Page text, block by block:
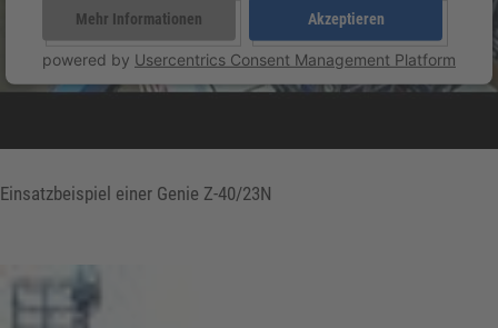
Mehr Informationen Akzeptieren
powered by Usercentrics Consent Management Platform
Einsatzbeispiel einer Genie Z-40/23N